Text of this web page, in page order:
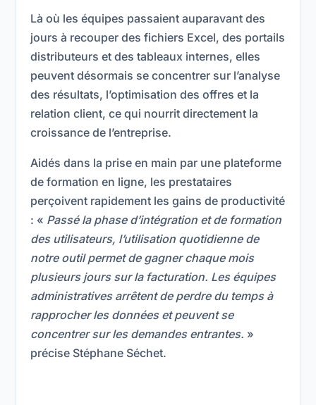
Là où les équipes passaient auparavant des
jours à recouper des fichiers Excel, des portails
distributeurs et des tableaux internes, elles
peuvent désormais se concentrer sur l’analyse
des résultats, l’optimisation des offres et la
relation client, ce qui nourrit directement la
croissance de l’entreprise.
Aidés dans la prise en main par une plateforme
de formation en ligne, les prestataires
perçoivent rapidement les gains de productivité
: « Passé la phase d’intégration et de formation
des utilisateurs, l’utilisation quotidienne de
notre outil permet de gagner chaque mois
plusieurs jours sur la facturation. Les équipes
administratives arrêtent de perdre du temps à
rapprocher les données et peuvent se
concentrer sur les demandes entrantes. »
précise Stéphane Séchet.